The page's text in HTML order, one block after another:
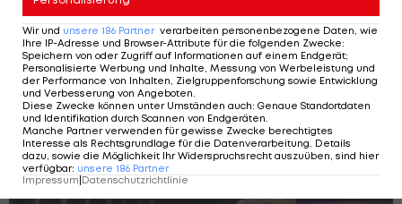
Drei Spieler out: Verletzungsmisere bei
Austria Klagenfurt
Bundesliga
Wir und unsere 186 Partner verarbeiten personenbezogene Daten, wie
Ihre IP-Adresse und Browser-Attribute für die folgenden Zwecke:
Speichern von oder Zugriff auf Informationen auf einem Endgerät;
Personalisierte Werbung und Inhalte, Messung von Werbeleistung und
der Performance von Inhalten, Zielgruppenforschung sowie Entwicklung
und Verbesserung von Angeboten
Diese Zwecke können unter Umständen auch: Genaue Standortdaten
und Identifikation durch Scannen von Endgeräten
Manche Partner verwenden für gewisse Zwecke berechtigtes
Interesse als Rechtsgrundlage für die Datenverarbeitung. Details
dazu, sowie die Möglichkeit Ihr Widerspruchsrecht auszuüben, sind hier
verfügbar: unsere 186 Partner
Impressum|Datenschutzrichtlinie